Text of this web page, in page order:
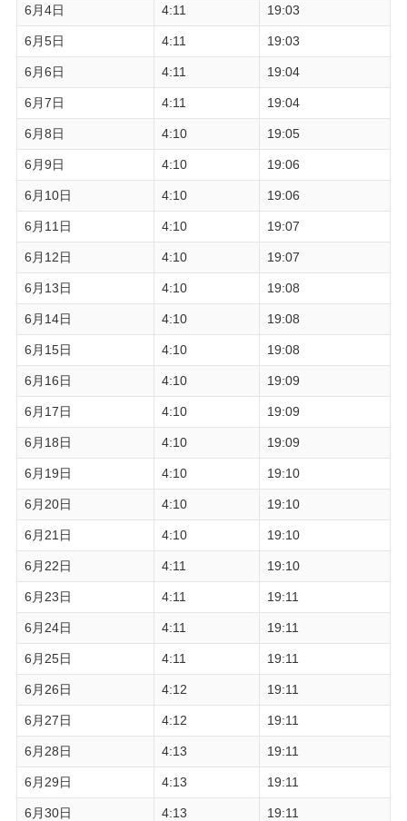
6月4日 4:11 19:03
6月5日 4:11 19:03
6月6日 4:11 19:04
6月7日 4:11 19:04
6月8日 4:10 19:05
6月9日 4:10 19:06
6月10日 4:10 19:06
6月11日 4:10 19:07
6月12日 4:10 19:07
6月13日 4:10 19:08
6月14日 4:10 19:08
6月15日 4:10 19:08
6月16日 4:10 19:09
6月17日 4:10 19:09
6月18日 4:10 19:09
6月19日 4:10 19:10
6月20日 4:10 19:10
6月21日 4:10 19:10
6月22日 4:11 19:10
6月23日 4:11 19:11
6月24日 4:11 19:11
6月25日 4:11 19:11
6月26日 4:12 19:11
6月27日 4:12 19:11
6月28日 4:13 19:11
6月29日 4:13 19:11
6月30日 4:13 19:11